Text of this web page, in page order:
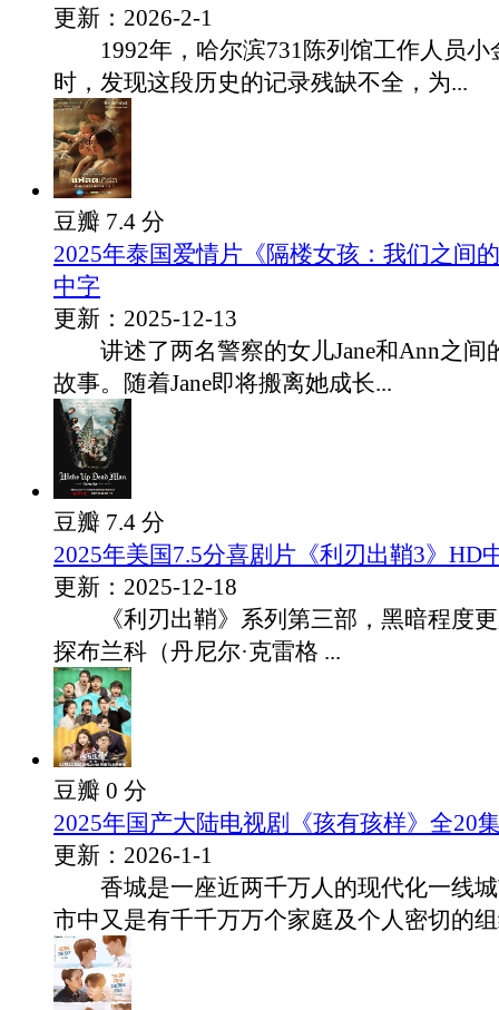
更新：2026-2-1
1992年，哈尔滨731陈列馆工作人员小
时，发现这段历史的记录残缺不全，为...
豆瓣 7.4 分
2025年泰国爱情片《隔楼女孩：我们之间
中字
更新：2025-12-13
讲述了两名警察的女儿Jane和Ann之间
故事。随着Jane即将搬离她成长...
豆瓣 7.4 分
2025年美国7.5分喜剧片《利刃出鞘3》HD
更新：2025-12-18
《利刃出鞘》系列第三部，黑暗程度更
探布兰科（丹尼尔·克雷格 ...
豆瓣 0 分
2025年国产大陆电视剧《孩有孩样》全20
更新：2026-1-1
香城是一座近两千万人的现代化一线城
市中又是有千千万万个家庭及个人密切的